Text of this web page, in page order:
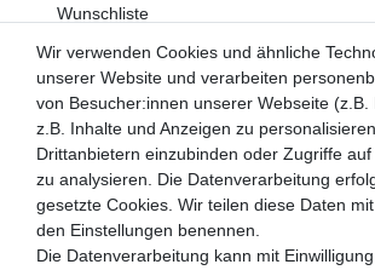
Wunschliste
Newsletter
Hiermit bestätige ich, dass ich die
gelesen habe. Meine Einwilligung kann ich
widerrufen.**
Abonnieren
Wir verwenden Cookies und ähnliche
unserer Website und verarbeiten
von Besucher:innen unserer Webseite (z.B.
z.B. Inhalte und Anzeigen zu
Drittanbietern einzubinden oder Zugriffe
zu analysieren. Die Datenverarbeitung
gesetzte Cookies. Wir teilen diese Daten
den Einstellungen benennen.
Die Datenverarbeitung kann mit